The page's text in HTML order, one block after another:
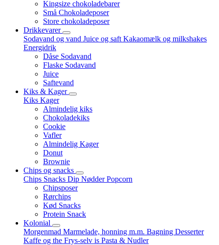
Kingsize chokoladebarer
Små Chokoladeposer
Store chokoladeposer
Drikkevarer
Sodavand og vand Juice og saft Kakaomælk og milkshakes
Energidrik
Dåse Sodavand
Flaske Sodavand
Juice
Saftevand
Kiks & Kager
Kiks Kager
Almindelig kiks
Chokoladekiks
Cookie
Vafler
Almindelig Kager
Donut
Brownie
Chips og snacks
Chips Snacks Dip NødderPopcorn
Chipsposer
Rørchips
Kød Snacks
Protein Snack
Kolonial
Morgenmad Marmelade, honning m.m. Bagning Desserter
Kaffe og the Frys-selv is Pasta & Nudler